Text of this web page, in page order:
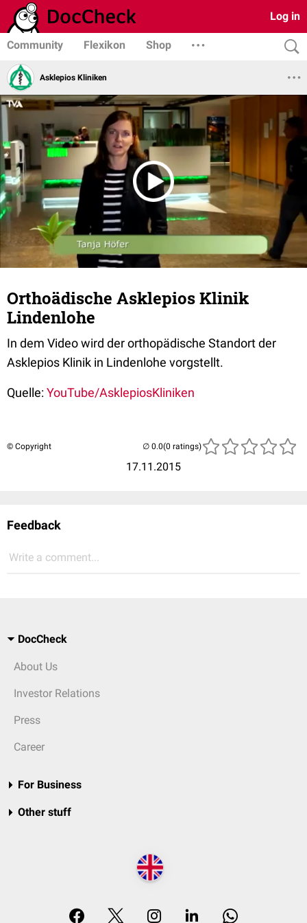
Log in
Community Flexikon Shop
Asklepios Kliniken
Orthoädische Asklepios Klinik
Lindenlohe
In dem Video wird der orthopädische Standort der
Asklepios Klinik in Lindenlohe vorgstellt.
Quelle:YouTube/AsklepiosKliniken
© Copyright
17.11.2015
(0 ratings)
Feedback
Write a comment...
DocCheck
About Us
Investor Relations
Press
Career
For Business
Other stuff